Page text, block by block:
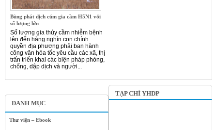
DANH MỤC
Thư viện – Ebook
Bùng phát dịch cúm gia cầm H5N1 với
số lượng lớn
Số lượng gia thủy cầm nhiễm bệnh
lên đến hàng nghìn con chính
quyền địa phương phải ban hành
công văn hỏa tốc yêu cầu các xã, thị
trấn triển khai các biện pháp phòng,
chống, dập dịch và người...
TẠP CHÍ YHDP